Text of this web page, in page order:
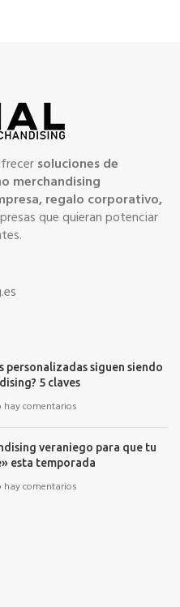
soluciones de
merchandising
regalo corporativo,
que quieran potenciar
personalizadas siguen siendo
5 claves
hay comentarios
veraniego para que tu
esta temporada
hay comentarios